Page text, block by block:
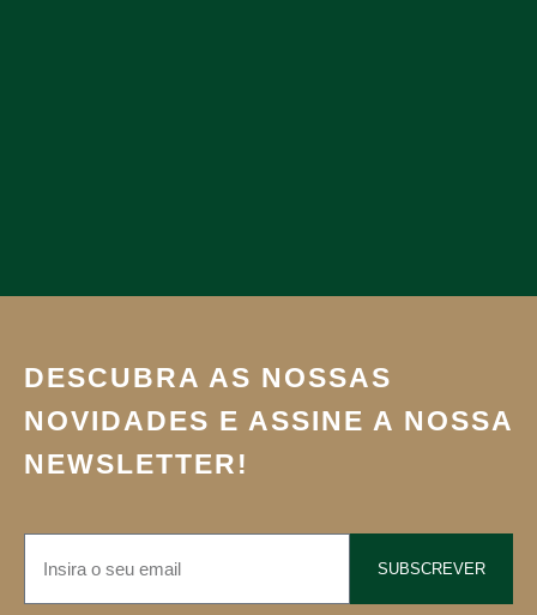
DESCUBRA AS NOSSAS
NOVIDADES E ASSINE A NOSSA
NEWSLETTER!
SUBSCREVER